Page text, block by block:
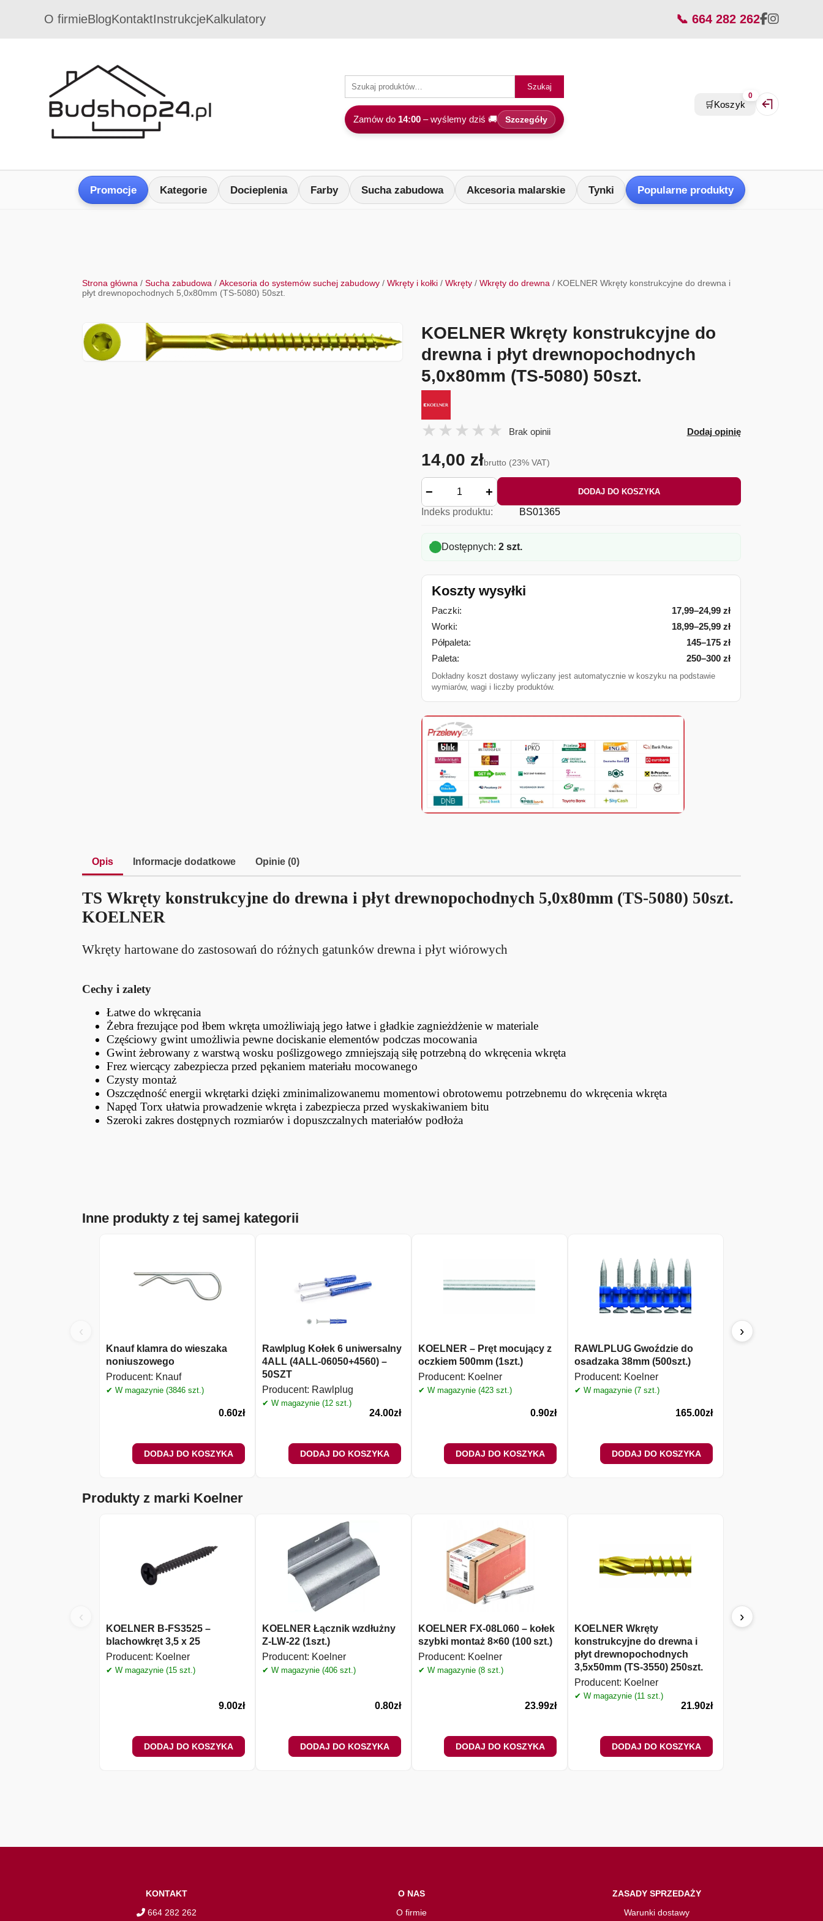
O firmieBlogKontaktInstrukcjeKalkulatory 📞 664 282 262
Szukaj
Zamów do 14:00– wyślemy dziś 🚚 Szczegóły
🛒Koszyk
0
Zaloguj się /
Promocje Kategorie Docieplenia Farby Sucha zabudowa Akcesoria malarskie Tynki Popularne produkty
Strona główna /Sucha zabudowa /Akcesoria do systemów suchej zabudowy /Wkręty i kołki /Wkręty /Wkręty do drewna / KOELNER Wkręty konstrukcyjne do drewna i
płyt drewnopochodnych 5,0x80mm (TS-5080) 50szt.
KOELNER Wkręty konstrukcyjne do
drewna i płyt drewnopochodnych
5,0x80mm (TS-5080) 50szt.
Brak opinii Dodaj opinię
14,00 złbrutto (23% VAT)
− + DODAJ DO KOSZYKA
Indeks produktu: BS01365
Dostępnych: 2 szt.
Koszty wysyłki
Paczki:
17,99–24,99 zł
Worki:
18,99–25,99 zł
Półpaleta:
145–175 zł
Paleta:
250–300 zł
Dokładny koszt dostawy wyliczany jest automatycznie w koszyku na podstawie
wymiarów, wagi i liczby produktów.
Opis Informacje dodatkowe Opinie (0)
TS Wkręty konstrukcyjne do drewna i płyt drewnopochodnych 5,0x80mm (TS-5080) 50szt.
KOELNER
Wkręty hartowane do zastosowań do różnych gatunków drewna i płyt wiórowych
Cechy i zalety
Łatwe do wkręcania
Żebra frezujące pod łbem wkręta umożliwiają jego łatwe i gładkie zagnieżdżenie w materiale
Częściowy gwint umożliwia pewne dociskanie elementów podczas mocowania
Gwint żebrowany z warstwą wosku poślizgowego zmniejszają siłę potrzebną do wkręcenia wkręta
Frez wiercący zabezpiecza przed pękaniem materiału mocowanego
Czysty montaż
Oszczędność energii wkrętarki dzięki zminimalizowanemu momentowi obrotowemu potrzebnemu do wkręcenia wkręta
Napęd Torx ułatwia prowadzenie wkręta i zabezpiecza przed wyskakiwaniem bitu
Szeroki zakres dostępnych rozmiarów i dopuszczalnych materiałów podłoża
Inne produkty z tej samej kategorii
‹
Knauf klamra do wieszaka
noniuszowego
Producent: Knauf
✔ W magazynie (3846 szt.)
0.60zł
DODAJ DO KOSZYKA
Rawlplug Kołek 6 uniwersalny
4ALL (4ALL-06050+4560) –
50SZT
Producent: Rawlplug
✔ W magazynie (12 szt.)
24.00zł
DODAJ DO KOSZYKA
KOELNER – Pręt mocujący z
oczkiem 500mm (1szt.)
Producent: Koelner
✔ W magazynie (423 szt.)
0.90zł
DODAJ DO KOSZYKA
RAWLPLUG Gwoździe do
osadzaka 38mm (500szt.)
Producent: Koelner
✔ W magazynie (7 szt.)
165.00zł
DODAJ DO KOSZYKA
›
Produkty z marki Koelner
‹
KOELNER B-FS3525 –
blachowkręt 3,5 x 25
Producent: Koelner
✔ W magazynie (15 szt.)
9.00zł
DODAJ DO KOSZYKA
KOELNER Łącznik wzdłużny
Z-LW-22 (1szt.)
Producent: Koelner
✔ W magazynie (406 szt.)
0.80zł
DODAJ DO KOSZYKA
KOELNER FX‑08L060 – kołek
szybki montaż 8×60 (100 szt.)
Producent: Koelner
✔ W magazynie (8 szt.)
23.99zł
DODAJ DO KOSZYKA
KOELNER Wkręty
konstrukcyjne do drewna i
płyt drewnopochodnych
3,5x50mm (TS-3550) 250szt.
Producent: Koelner
✔ W magazynie (11 szt.)
21.90zł
DODAJ DO KOSZYKA
KOELNER Wkręty z
›
KONTAKT
664 282 262
O NAS
O firmie
ZASADY SPRZEDAŻY
Warunki dostawy